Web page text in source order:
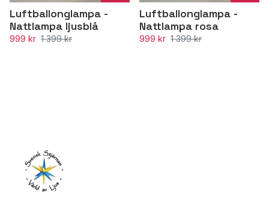
Luftballonglampa -
Nattlampa ljusblå
999 kr 1 399 kr
Luftballonglampa -
Nattlampa rosa
999 kr 1 399 kr